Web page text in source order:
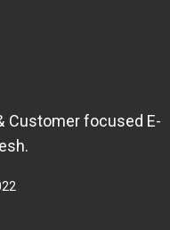
Customer focused E-